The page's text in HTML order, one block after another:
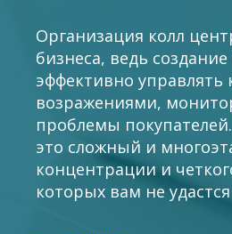
Организация колл
бизнеса, ведь
эффективно
возражениями,
проблемы
это сложный и
концентрации и
которых вам не